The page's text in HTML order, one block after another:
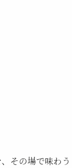
その場で味わう